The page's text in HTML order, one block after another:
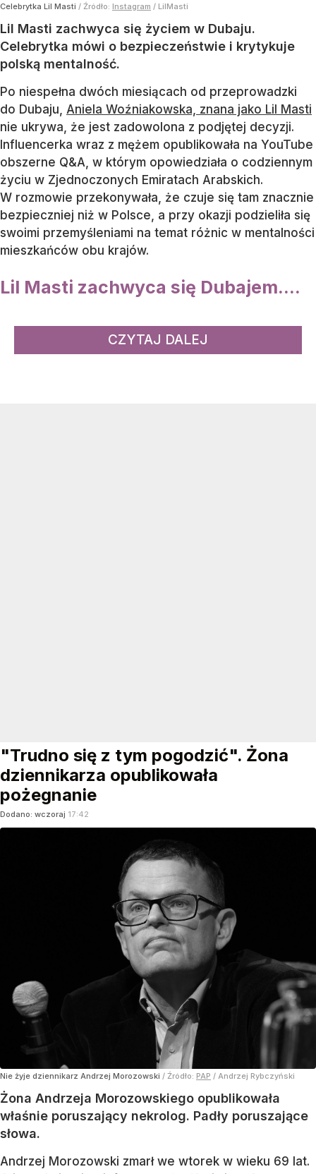
Celebrytka Lil Masti / Źródło: Instagram / LilMasti
Lil Masti zachwyca się życiem w Dubaju.
Celebrytka mówi o bezpieczeństwie i krytykuje
polską mentalność.
Po niespełna dwóch miesiącach od przeprowadzki
do Dubaju, Aniela Woźniakowska, znana jako Lil Masti
nie ukrywa, że jest zadowolona z podjętej decyzji.
Influencerka wraz z mężem opublikowała na YouTube
obszerne Q&A, w którym opowiedziała o codziennym
życiu w Zjednoczonych Emiratach Arabskich.
W rozmowie przekonywała, że czuje się tam znacznie
bezpieczniej niż w Polsce, a przy okazji podzieliła się
swoimi przemyśleniami na temat różnic w mentalności
mieszkańców obu krajów.
Lil Masti zachwyca się Dubajem....
CZYTAJ DALEJ
"Trudno się z tym pogodzić". Żona
dziennikarza opublikowała
pożegnanie
Dodano: wczoraj 17:42
Nie żyje dziennikarz Andrzej Morozowski / Źródło: PAP / Andrzej Rybczyński
Żona Andrzeja Morozowskiego opublikowała
właśnie poruszający nekrolog. Padły poruszające
słowa.
Andrzej Morozowski zmarł we wtorek w wieku 69 lat.